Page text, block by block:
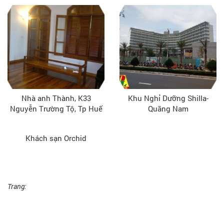
Nhà anh Thành, K33
Nguyễn Trường Tộ, Tp Huế
Khu Nghỉ Dưỡng Shilla-
Quãng Nam
Khách sạn Orchid
Trang: